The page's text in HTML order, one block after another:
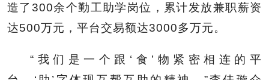
造了300余个勤工助学岗位，累计发放兼职薪资
达500万元，平台交易额达3000多万元。
“我们是一个跟‘食’物紧密相连的平